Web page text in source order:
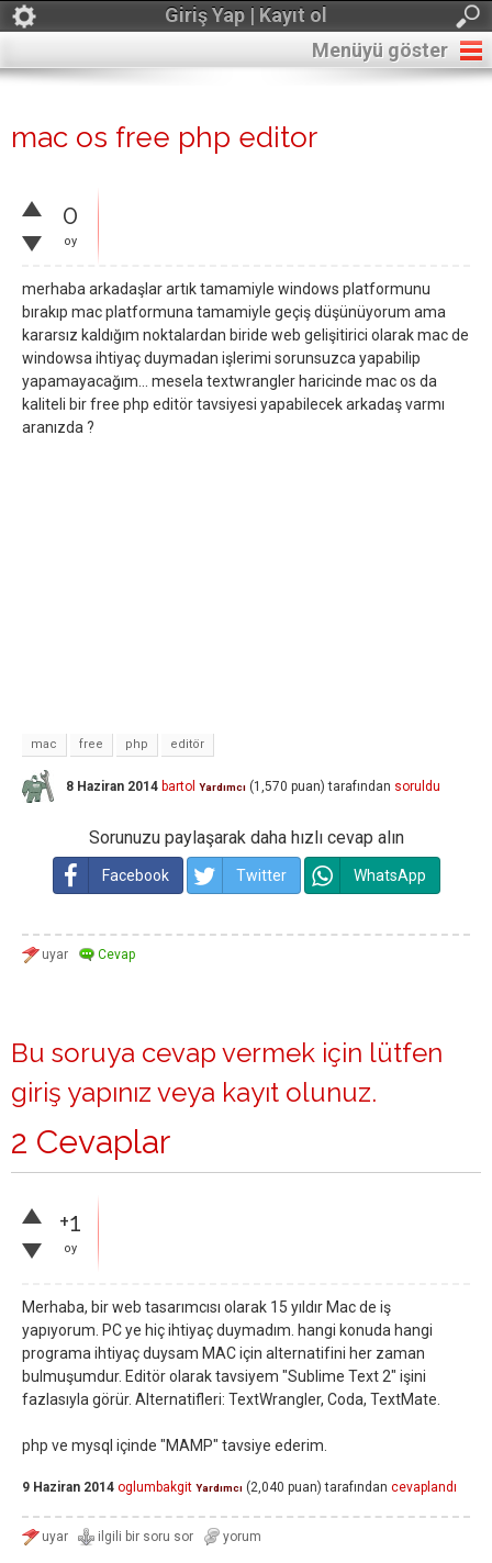
Giriş Yap | Kayıt ol
Menüyü göster
mac os free php editor
0
oy
merhaba arkadaşlar artık tamamiyle windows platformunu
bırakıp mac platformuna tamamiyle geçiş düşünüyorum ama
kararsız kaldığım noktalardan biride web gelişitirici olarak mac de
windowsa ihtiyaç duymadan işlerimi sorunsuzca yapabilip
yapamayacağım... mesela textwrangler haricinde mac os da
kaliteli bir free php editör tavsiyesi yapabilecek arkadaş varmı
aranızda ?
mac free php editör
8 Haziran 2014 bartol Yardımcı (1,570 puan) tarafından soruldu
Sorunuzu paylaşarak daha hızlı cevap alın
Facebook Twitter WhatsApp
Bu soruya cevap vermek için lütfen
giriş yapınız veya kayıt olunuz.
2 Cevaplar
+1
oy
Merhaba, bir web tasarımcısı olarak 15 yıldır Mac de iş
yapıyorum. PC ye hiç ihtiyaç duymadım. hangi konuda hangi
programa ihtiyaç duysam MAC için alternatifini her zaman
bulmuşumdur. Editör olarak tavsiyem "Sublime Text 2" işini
fazlasıyla görür. Alternatifleri: TextWrangler, Coda, TextMate.
php ve mysql içinde "MAMP" tavsiye ederim.
9 Haziran 2014 oglumbakgit Yardımcı (2,040 puan) tarafından cevaplandı